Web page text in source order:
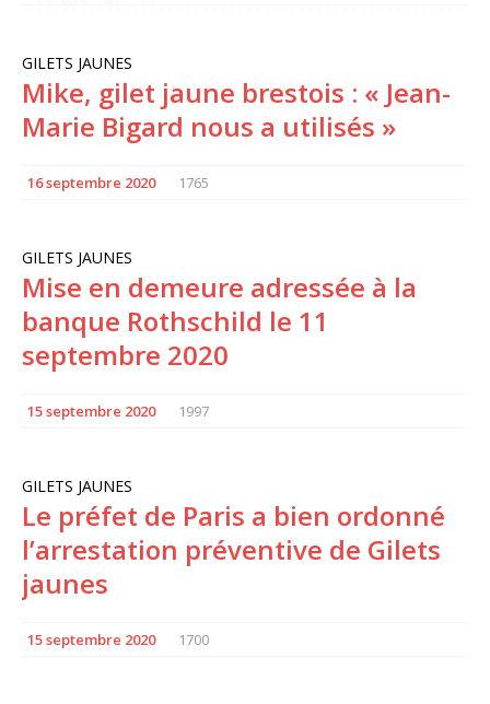
GILETS JAUNES
Mike, gilet jaune brestois : « Jean-
Marie Bigard nous a utilisés »
16 septembre 2020 1765
GILETS JAUNES
Mise en demeure adressée à la
banque Rothschild le 11
septembre 2020
15 septembre 2020 1997
GILETS JAUNES
Le préfet de Paris a bien ordonné
l’arrestation préventive de Gilets
jaunes
15 septembre 2020 1700